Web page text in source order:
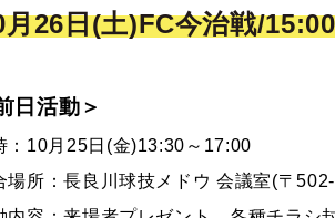
月26日(土)FC今治戦/
日活動＞
：10月25日(金)13:30～17:00
場所：長良川球技メドウ 会議室(〒